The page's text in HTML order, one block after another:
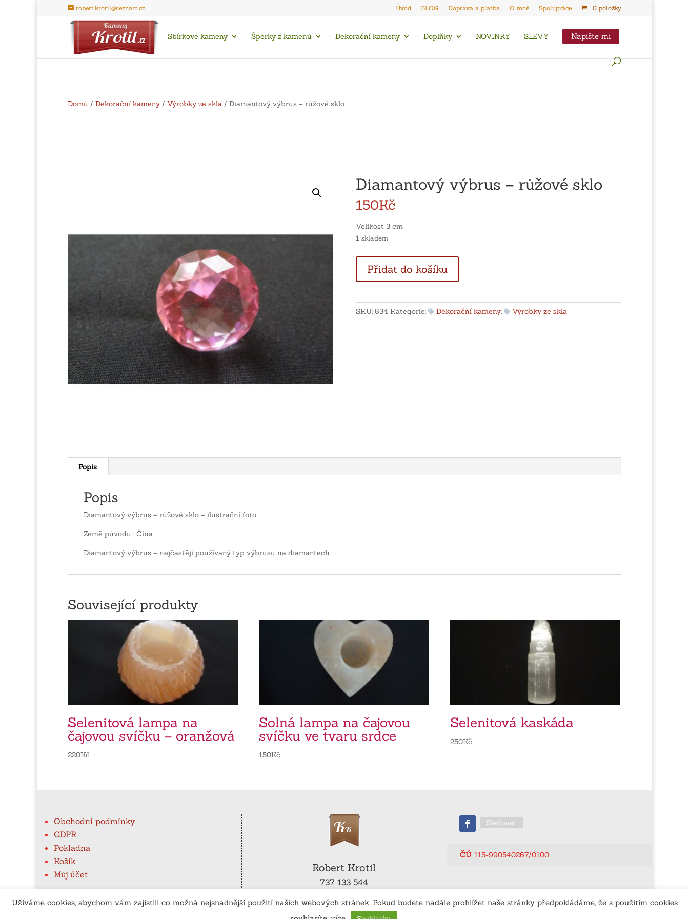
robert.krotil@seznam.cz Úvod BLOG Doprava a platba O mně Spolupráce 0 položky
Sbírkové kameny Šperky z kamenů Dekorační kameny Doplňky NOVINKY SLEVY Napište mi
Domů / Dekorační kameny / Výrobky ze skla / Diamantový výbrus – růžové sklo
Diamantový výbrus – růžové sklo
150Kč
Velikost 3 cm
1 skladem
výbrus
-
sklo
Přidat do košíku
SKU: 834 Kategorie: Dekorační kameny, Výrobky ze skla
Popis
Popis
Diamantový výbrus – růžové sklo – ilustrační foto
Země původu : Čína
Diamantový výbrus – nejčastěji používaný typ výbrusu na diamantech
Související produkty
Selenitová lampa na
čajovou svíčku – oranžová
220Kč
Solná lampa na čajovou
svíčku ve tvaru srdce
150Kč
Selenitová kaskáda
250Kč
Obchodní podmínky
GDPR
Pokladna
Košík
Můj účet
Robert Krotil
737 133 544
robert.krotil@seznam.cz
Sledovat
ČÚ: 115-990540267/0100
Užíváme cookies, abychom vám zajistili co možná nejsnadnější použití našich webových stránek. Pokud budete nadále prohlížet naše stránky předpokládáme, že s použitím cookies